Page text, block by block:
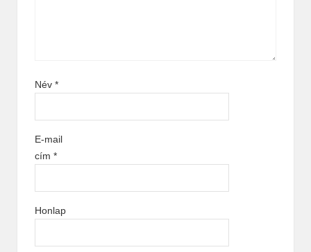
Név *
E-mail
cím *
Honlap